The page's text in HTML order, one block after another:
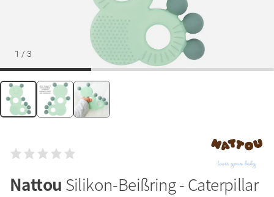
1 / 3
Nattou Silikon-Beißring - Caterpillar